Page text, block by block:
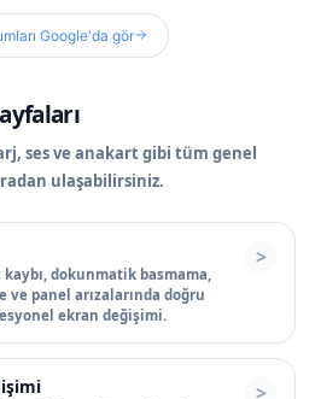
Google'da gör
ses ve anakart gibi tüm genel
ulaşabilirsiniz.
dokunmatik basmama,
ve panel arızalarında doğru
ekran değişimi.